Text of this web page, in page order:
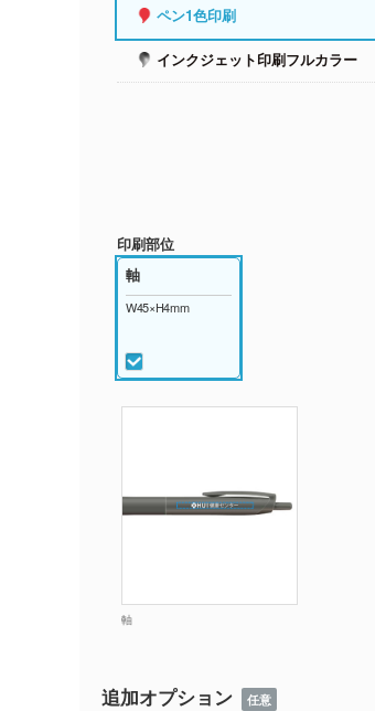
ペン1色印刷
インクジェット印刷フルカラー
印刷部位
軸
W45×H4mm
軸
追加オプション 任意